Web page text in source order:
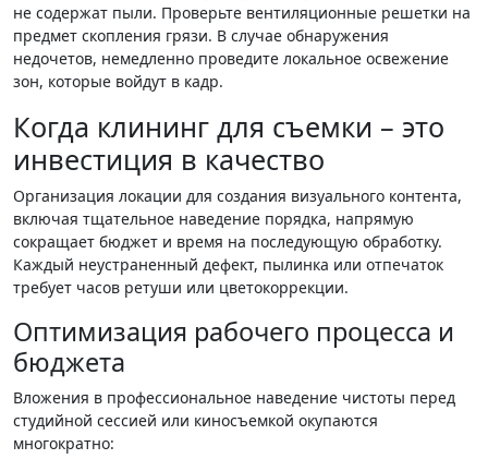
не содержат пыли. Проверьте вентиляционные решетки на
предмет скопления грязи. В случае обнаружения
недочетов, немедленно проведите локальное освежение
зон, которые войдут в кадр.
Когда клининг для съемки – это
инвестиция в качество
Организация локации для создания визуального контента,
включая тщательное наведение порядка, напрямую
сокращает бюджет и время на последующую обработку.
Каждый неустраненный дефект, пылинка или отпечаток
требует часов ретуши или цветокоррекции.
Оптимизация рабочего процесса и
бюджета
Вложения в профессиональное наведение чистоты перед
студийной сессией или киносъемкой окупаются
многократно: